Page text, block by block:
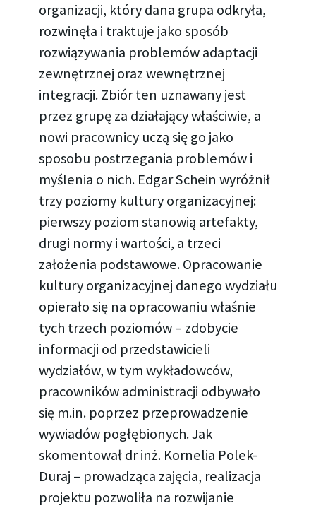
organizacji, który dana grupa odkryła,
rozwinęła i traktuje jako sposób
rozwiązywania problemów adaptacji
zewnętrznej oraz wewnętrznej
integracji. Zbiór ten uznawany jest
przez grupę za działający właściwie, a
nowi pracownicy uczą się go jako
sposobu postrzegania problemów i
myślenia o nich. Edgar Schein wyróżnił
trzy poziomy kultury organizacyjnej:
pierwszy poziom stanowią artefakty,
drugi normy i wartości, a trzeci
założenia podstawowe. Opracowanie
kultury organizacyjnej danego wydziału
opierało się na opracowaniu właśnie
tych trzech poziomów – zdobycie
informacji od przedstawicieli
wydziałów, w tym wykładowców,
pracowników administracji odbywało
się m.in. poprzez przeprowadzenie
wywiadów pogłębionych. Jak
skomentował dr inż. Kornelia Polek-
Duraj – prowadząca zajęcia, realizacja
projektu pozwoliła na rozwijanie